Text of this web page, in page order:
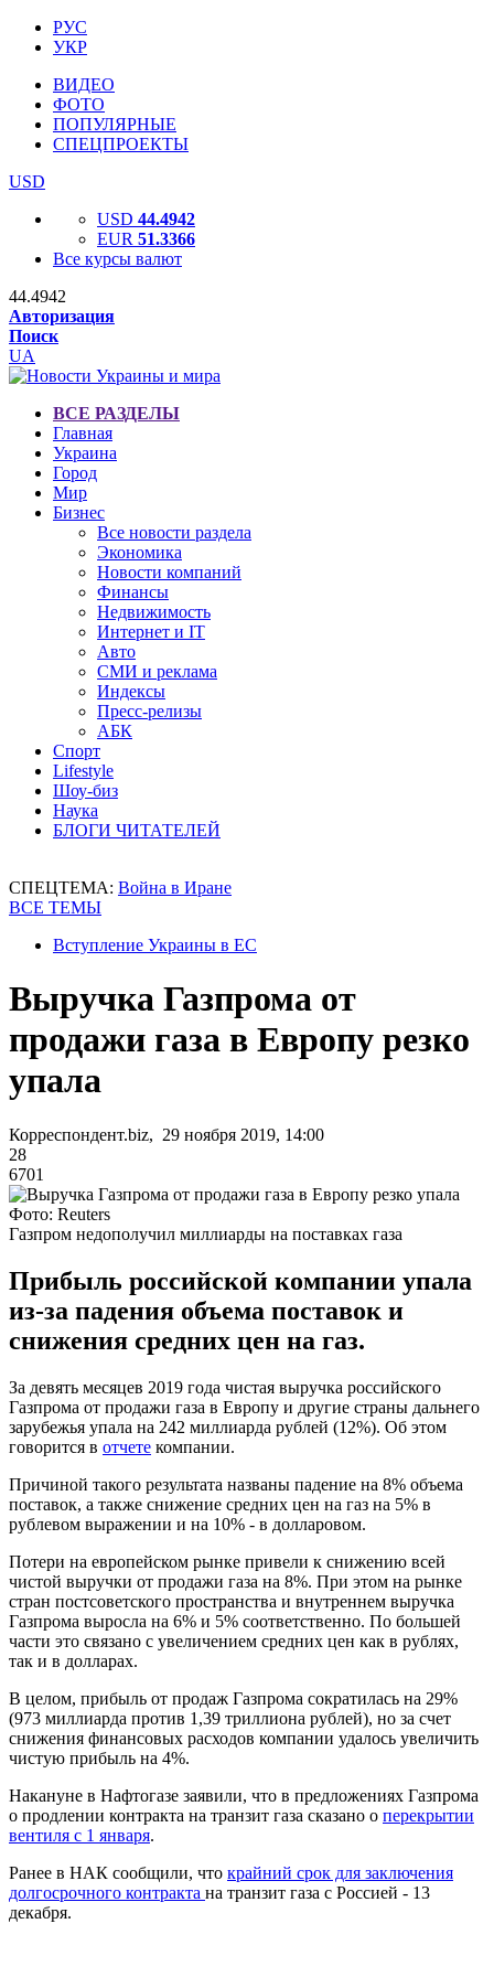
РУС
УКР
ВИДЕО
ФОТО
ПОПУЛЯРНЫЕ
СПЕЦПРОЕКТЫ
USD
USD 44.4942
EUR 51.3366
Все курсы валют
44.4942
Авторизация
Поиск
UA
ВСЕ РАЗДЕЛЫ
Главная
Украина
Город
Мир
Бизнес
Все новости раздела
Экономика
Новости компаний
Финансы
Недвижимость
Интернет и IT
Авто
СМИ и реклама
Индексы
Пресс-релизы
АБК
Спорт
Lifestyle
Шоу-биз
Наука
БЛОГИ ЧИТАТЕЛЕЙ
СПЕЦТЕМА: Война в Иране
ВСЕ ТЕМЫ
Вступление Украины в ЕС
Выручка Газпрома от
продажи газа в Европу резко
упала
Корреспондент.biz, 29 ноября 2019, 14:00
28
6701
Фото: Reuters
Газпром недополучил миллиарды на поставках газа
Прибыль российской компании упала
из-за падения объема поставок и
снижения средних цен на газ.
За девять месяцев 2019 года чистая выручка российского
Газпрома от продажи газа в Европу и другие страны дальнего
зарубежья упала на 242 миллиарда рублей (12%). Об этом
говорится в отчете компании.
Причиной такого результата названы падение на 8% объема
поставок, а также снижение средних цен на газ на 5% в
рублевом выражении и на 10% - в долларовом.
Потери на европейском рынке привели к снижению всей
чистой выручки от продажи газа на 8%. При этом на рынке
стран постсоветского пространства и внутреннем выручка
Газпрома выросла на 6% и 5% соответственно. По большей
части это связано с увеличением средних цен как в рублях,
так и в долларах.
В целом, прибыль от продаж Газпрома сократилась на 29%
(973 миллиарда против 1,39 триллиона рублей), но за счет
снижения финансовых расходов компании удалось увеличить
чистую прибыль на 4%.
Накануне в Нафтогазе заявили, что в предложениях Газпрома
о продлении контракта на транзит газа сказано о перекрытии
вентиля с 1 января.
Ранее в НАК сообщили, что крайний срок для заключения
долгосрочного контракта на транзит газа с Россией - 13
декабря.